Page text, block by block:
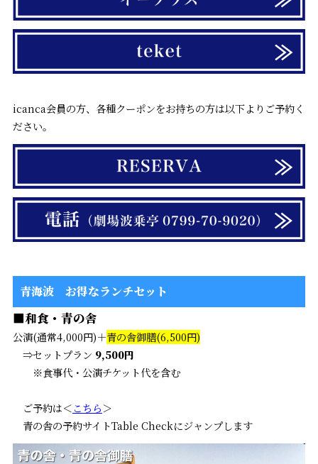
icanca会員の方、各種クーポンをお持ちの方は以下よりご予約く
ださい。
青海波 お得なランチセット
■和食・青の舎
公演(通常4,000円)＋青の舎御膳(6,500円)
⇒セットプラン 9,500円
※食事代・公演チケット代を含む
ご予約は＜ こちら＞
青の舎の予約サイトTable Checkにジャンプします